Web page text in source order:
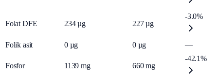
Folat DFE 234 µg 227 µg
-3.0%
Folik asit 0 µg 0 µg —
Fosfor 1139 mg 660 mg
-42.1%